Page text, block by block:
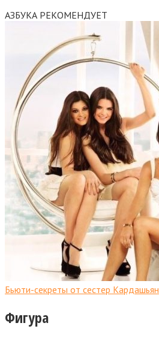
АЗБУКА РЕКОМЕНДУЕТ
Бьюти-секреты от сестер Кардашьян
Фигура